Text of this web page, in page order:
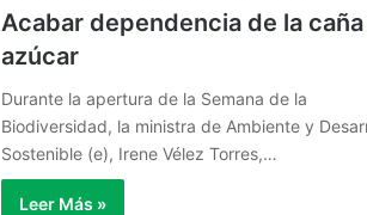
Acabar dependencia de la
azúcar
Durante la apertura de la Semana de la
Biodiversidad, la ministra de Ambiente y
Sostenible (e), Irene Vélez Torres,…
Leer Más »